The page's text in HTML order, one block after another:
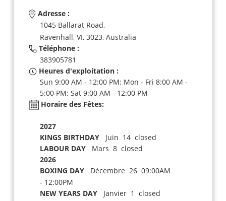
Adresse :
1045 Ballarat Road,
Ravenhall, VI, 3023, Australia
Téléphone :
383905781
Heures d'exploitation :
Sun 9:00 AM - 12:00 PM; Mon - Fri 8:00 AM -
5:00 PM; Sat 9:00 AM - 12:00 PM
Horaire des Fêtes:
2027
KINGS BIRTHDAYJuin 14 closed
LABOUR DAYMars 8 closed
2026
BOXING DAYDécembre 26 09:00AM
- 12:00PM
NEW YEARS DAYJanvier 1 closed